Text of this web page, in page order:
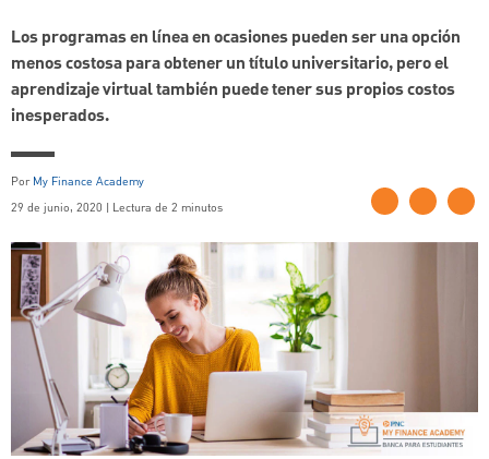
Los programas en línea en ocasiones pueden ser una opción
menos costosa para obtener un título universitario, pero el
aprendizaje virtual también puede tener sus propios costos
inesperados.
PorMy Finance Academy
29 de junio, 2020 | Lectura de 2 minutos